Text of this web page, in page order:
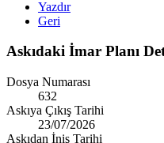
Yazdır
Geri
Askıdaki İmar Planı
Dosya Numarası
632
Askıya Çıkış Tarihi
23/07/2026
Askıdan İniş Tarihi